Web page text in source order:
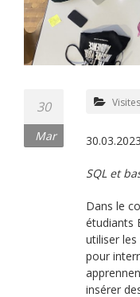
30
Mar
Visites
30.03.2023
SQL et
Dans le
étudiants
utiliser les
pour
insérer